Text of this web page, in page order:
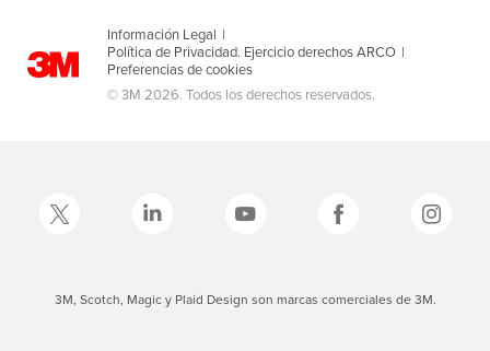
Información Legal |
Política de Privacidad. Ejercicio derechos ARCO |
Preferencias de cookies
© 3M 2026. Todos los derechos reservados.
3M, Scotch, Magic y Plaid Design son marcas comerciales de 3M.